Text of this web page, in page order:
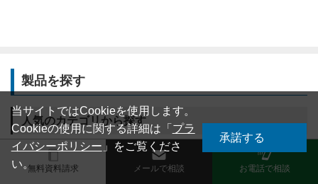
製品を探す
人気のカテゴリから探す
無料資料請求 メールで相談 お電話で相談
当サイトではCookieを使用します。
Cookieの使用に関する詳細は「 プラ
イバシーポリシー 」をご覧くださ
い。
承諾する